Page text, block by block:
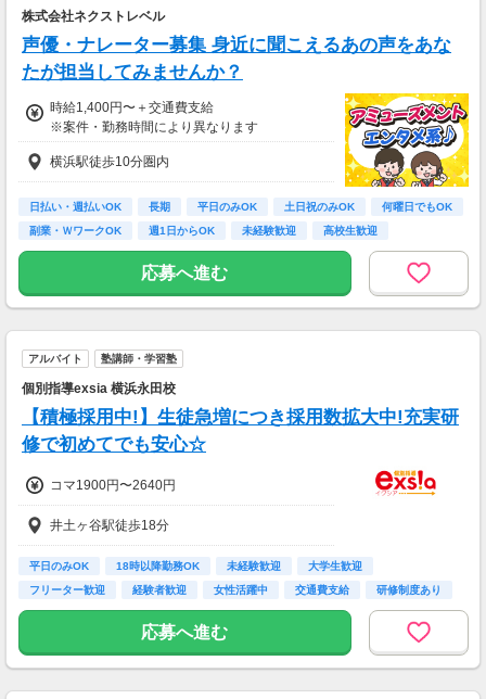
よって異なる）
※週払いOK（規定あり）
（稼働開始時は手続き完了次第となります）
交通費：別途全額支給
※車・バイク通勤に関して施設により異なる場
合あり（応相談）
株式会社ネクストレベル
声優・ナレーター募集 身近に聞こえるあの声をあな
たが担当してみませんか？
時給1,400円〜＋交通費支給
※案件・勤務時間により異なります
横浜駅徒歩10分圏内
日払い・週払いOK 長期 平日のみOK 土日祝のみOK
何曜日でもOK
副業・ＷワークOK
週1日からOK 未経験歓迎 高校生歓迎
応募へ進む
アルバイト 塾講師・学習塾
個別指導exsia 横浜永田校
【積極採用中!】生徒急増につき採用数拡大中!充実研
修で初めてでも安心☆
コマ1900円〜2640円
井土ヶ谷駅徒歩18分
平日のみOK 18時以降勤務OK 未経験歓迎
大学生歓迎
フリーター歓迎
経験者歓迎 女性活躍中 交通費支給 研修制度あり
応募へ進む